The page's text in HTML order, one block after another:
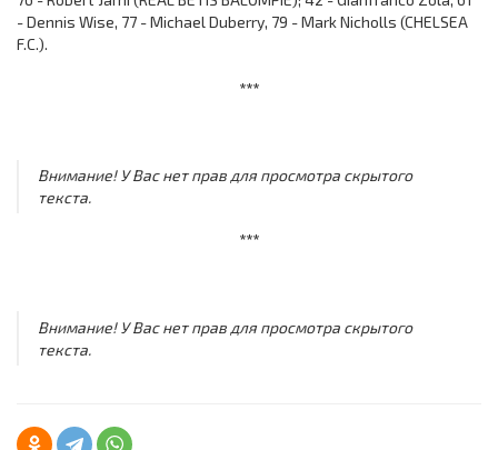
- Dennis Wise, 77 - Michael Duberry, 79 - Mark Nicholls (CHELSEA
F.C.).
***
Внимание! У Вас нет прав для просмотра скрытого
текста.
***
Внимание! У Вас нет прав для просмотра скрытого
текста.